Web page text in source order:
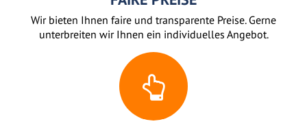
Wir bieten Ihnen faire und transparente Preise. Gerne
unterbreiten wir Ihnen ein individuelles Angebot.